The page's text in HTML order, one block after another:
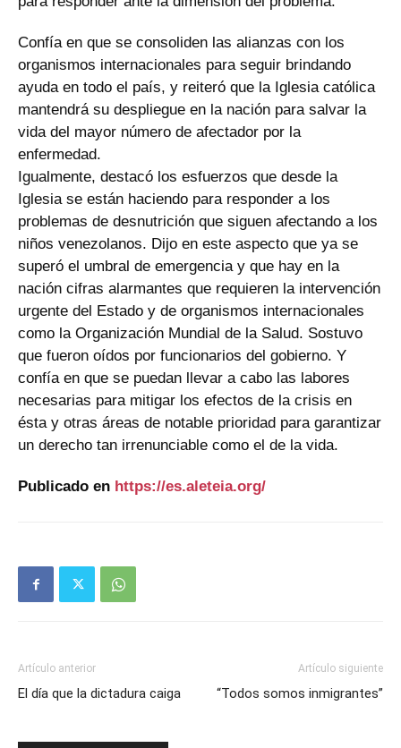
Confía en que se consoliden las alianzas con los
organismos internacionales para seguir brindando
ayuda en todo el país, y reiteró que la Iglesia católica
mantendrá su despliegue en la nación para salvar la
vida del mayor número de afectador por la
enfermedad.
Igualmente, destacó los esfuerzos que desde la
Iglesia se están haciendo para responder a los
problemas de desnutrición que siguen afectando a los
niños venezolanos. Dijo en este aspecto que ya se
superó el umbral de emergencia y que hay en la
nación cifras alarmantes que requieren la intervención
urgente del Estado y de organismos internacionales
como la Organización Mundial de la Salud. Sostuvo
que fueron oídos por funcionarios del gobierno. Y
confía en que se puedan llevar a cabo las labores
necesarias para mitigar los efectos de la crisis en
ésta y otras áreas de notable prioridad para garantizar
un derecho tan irrenunciable como el de la vida.
Publicado en https://es.aleteia.org/
Artículo anterior
El día que la dictadura caiga
Artículo siguiente
“Todos somos inmigrantes”